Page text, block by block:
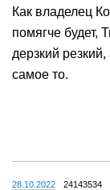
Как владелец
помягче будет,
дерзкий
самое то.
28.10.2022 24143534